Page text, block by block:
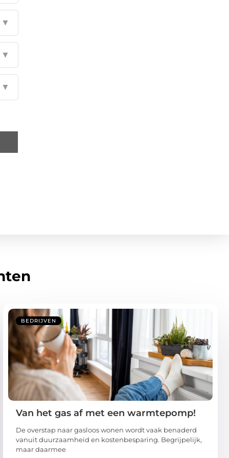
▼
▼
▼
BEDRIJVEN
Van het gas af met een warmtepomp!
De overstap naar gasloos wonen wordt vaak benaderd
vanuit duurzaamheid en kostenbesparing. Begrijpelijk,
maar daarmee